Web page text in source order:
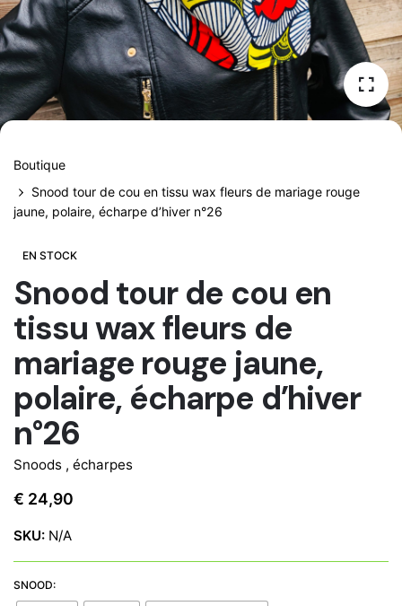
Boutique
Snood tour de cou en tissu wax fleurs de mariage rouge
jaune, polaire, écharpe d’hiver n°26
EN STOCK
Snood tour de cou en
tissu wax fleurs de
mariage rouge jaune,
polaire, écharpe d’hiver
n°26
Snoods , écharpes
€ 24,90
SKU: N/A
SNOOD: